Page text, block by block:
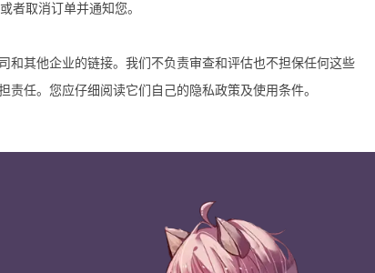
者取消订单并通知您。
和其他企业的链接。我们不负责审查和评估也不担保任何这些
任。您应仔细阅读它们自己的隐私政策及使用条件。